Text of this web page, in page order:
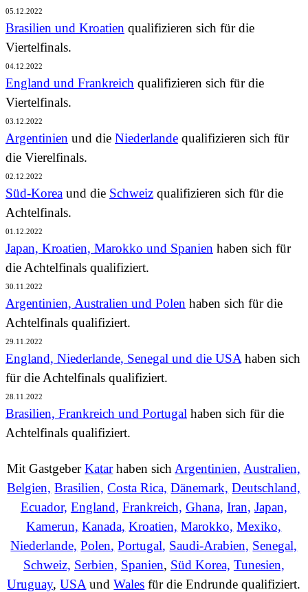
05.12.2022
Brasilien und Kroatien qualifizieren sich für die
Viertelfinals.
04.12.2022
England und Frankreich qualifizieren sich für die
Viertelfinals.
03.12.2022
Argentinien und die Niederlande qualifizieren sich für
die Vierelfinals.
02.12.2022
Süd-Korea und die Schweiz qualifizieren sich für die
Achtelfinals.
01.12.2022
Japan, Kroatien, Marokko und Spanien haben sich für
die Achtelfinals qualifiziert.
30.11.2022
Argentinien, Australien und Polen haben sich für die
Achtelfinals qualifiziert.
29.11.2022
England, Niederlande, Senegal und die USA haben sich
für die Achtelfinals qualifiziert.
28.11.2022
Brasilien, Frankreich und Portugal haben sich für die
Achtelfinals qualifiziert.
Mit GastgeberKatarhaben sich Argentinien, Australien,
Belgien, Brasilien, Costa Rica, Dänemark, Deutschland,
Ecuador, England, Frankreich, Ghana, Iran, Japan,
Kamerun, Kanada, Kroatien, Marokko, Mexiko,
Niederlande, Polen, Portugal, Saudi-Arabien, Senegal,
Schweiz, Serbien, Spanien, Süd Korea, Tunesien,
Uruguay,USA undWales für die Endrunde qualifiziert.